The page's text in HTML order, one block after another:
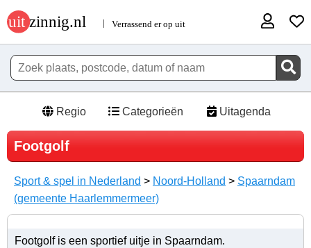
Regio Categorieën Uitagenda
Footgolf
Sport & spel in Nederland > Noord-Holland > Spaarndam
(gemeente Haarlemmermeer)
Footgolf is een sportief uitje in Spaarndam.